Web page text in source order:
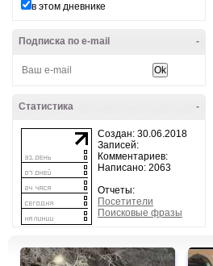
в этом дневнике
-
Подписка по e-mail
-
Статистика
Создан: 30.06.2018
Записей:
Комментариев:
Написано: 2063
Отчеты:
Посетители
Поисковые фразы